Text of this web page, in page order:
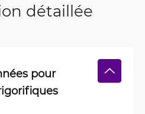
détaillée
pour